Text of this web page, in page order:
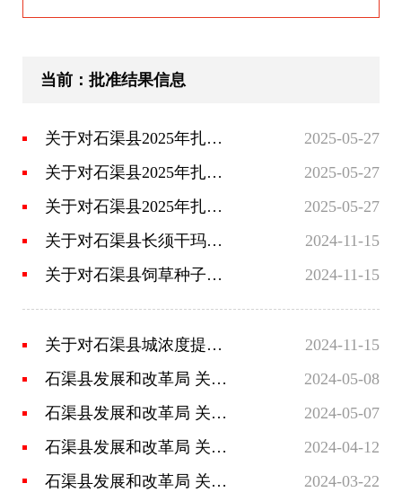
当前：批准结果信息
2025-05-27
关于对石渠县2025年扎麦片区牦牛产业高质量发展项目可行性研究报告的批复
2025-05-27
关于对石渠县2025年扎格片区草原生态牧场建设项目可行性研究报告的批复
2025-05-27
关于对石渠县2025年扎格片区牦牛产业高质量发展项目可行性研究报告的批复
2024-11-15
关于对石渠县长须干玛乡水质检测站提标升级及采水桥建设项目实施方案的批复
2024-11-15
关于对石渠县饲草种子扩繁基地建设项目可行性研究报告的批复
2024-11-15
关于对石渠县城浓度提升节水改造试点项目立项的批复
2024-05-08
石渠县发展和改革局 关于《石渠县第二完全小学节水型学校建设项目》立项的批复
2024-05-07
石渠县发展和改革局 关于对石渠县公安局交警大队便民服务中心建设项目实施方案的批复
2024-04-12
石渠县发展和改革局 关于《石渠县中学节水型学校建设项目》立项的批复
2024-03-22
石渠县发展和改革局 关于呷依乡2024年饲草饲料加工厂建设 项目实施方案的批复